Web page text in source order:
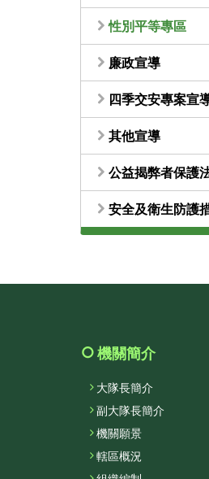
性別平等專區
廉政宣導
四季交安專案宣
其他宣導
公益揭弊者保護
安全及衛生防護
機關簡介
大隊長簡介
副大隊長簡介
機關願景
轄區概況